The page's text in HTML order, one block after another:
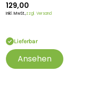
129,00
Inkl. MwSt.,zzgl. Versand
Lieferbar
Ansehen